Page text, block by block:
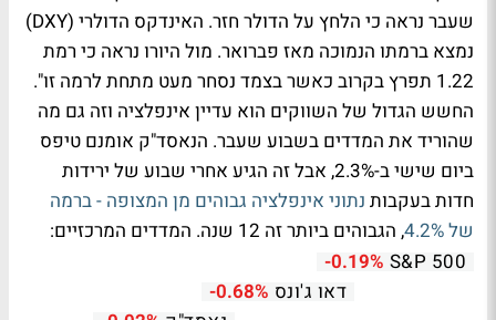
שעבר נראה כי הלחץ על הדולר חזר. האינדקס הדולרי (DXY)
נמצא ברמתו הנמוכה מאז פברואר. מול היורו נראה כי רמת
1.22 תפרץ בקרוב כאשר בצמד נסחר מעט מתחת לרמה זו".
החשש הגדול של השווקים הוא עדיין אינפלציה וזה גם מה
שהוריד את המדדים בשבוע שעבר. הנאסד"ק אומנם טיפס
ביום שישי ב-2.3%, אבל זה הגיע אחרי שבוע של ירידות
חדות בעקבות נתוני אינפלציה גבוהים מן המצופה - ברמה
של 4.2%
, הגבוהים ביותר זה 12 שנה. המדדים המרכזיים:
S&P 500
-0.19%
דאו ג'ונס -0.68%